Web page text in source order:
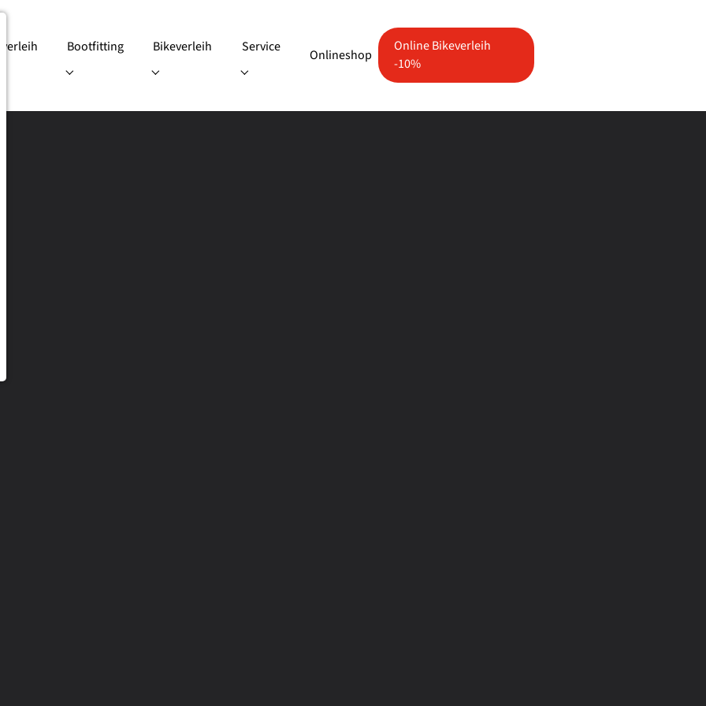
"Online Skiverleih"
Bootfitting
Submenu for "Bootfitting"
Bikeverleih
Submenu for "Bikeverleih"
Service
Submenu for "Service"
Onlineshop
Online Bikeverleih
-10%